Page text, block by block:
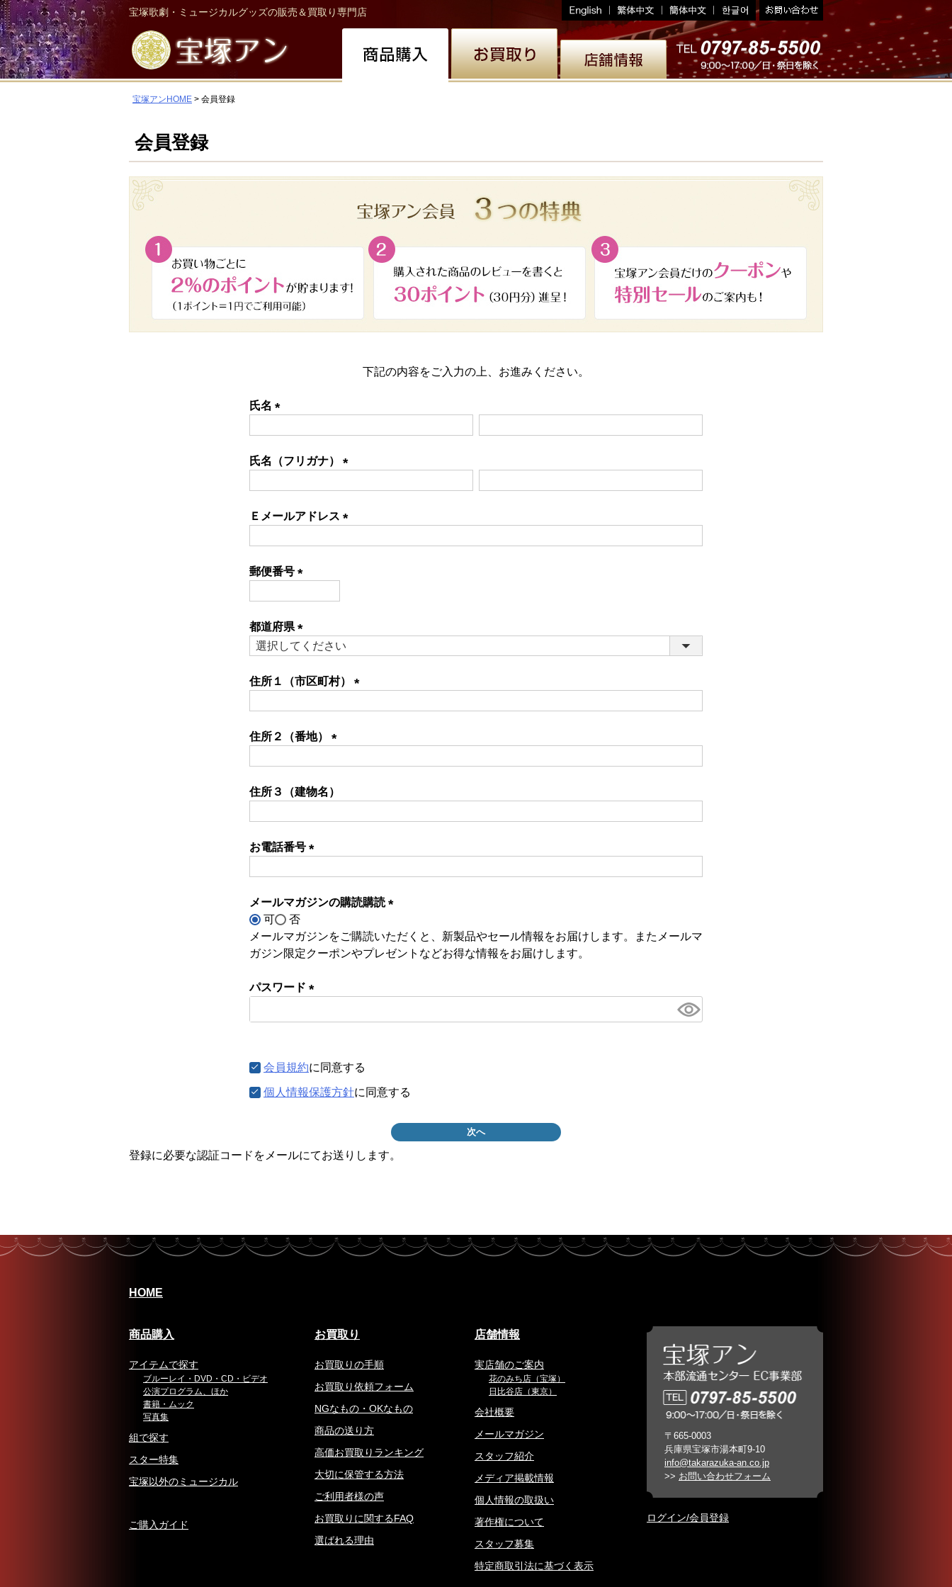
宝塚歌劇・ミュージカルグッズの販売＆買取り専門店
宝塚アンHOME 会員登録
会員登録
下記の内容をご入力の上、お進みください。
氏名
氏名（フリガナ）
Ｅメールアドレス
郵便番号
都道府県
(必
住所１（市区町村）
住所２（番地）
住所３（建物名）
お電話番号
メールマガジンの購読購読
須)
可
否
メールマガジンをご購読いただくと、新製品やセール情報をお届けします。またメールマ
ガジン限定クーポンやプレゼントなどお得な情報をお届けします。
パスワード
須)
会員規約に同意する
個人情報保護方針に同意する
次へ
登録に必要な認証コードをメールにてお送りします。
HOME
商品購入
アイテムで探す
ブルーレイ・DVD・CD・ビデオ
公演プログラム、ほか
書籍・ムック
写真集
組で探す
スター特集
宝塚以外のミュージカル
ご購入ガイド
お買取り
お買取りの手順
お買取り依頼フォーム
NGなもの・OKなもの
商品の送り方
高価お買取りランキング
大切に保管する方法
ご利用者様の声
お買取りに関するFAQ
選ばれる理由
店舗情報
実店舗のご案内
花のみち店（宝塚）
日比谷店（東京）
会社概要
メールマガジン
スタッフ紹介
メディア掲載情報
個人情報の取扱い
著作権について
スタッフ募集
特定商取引法に基づく表示
〒665-0003
兵庫県宝塚市湯本町9-10
info@takarazuka-an.co.jp
>> お問い合わせフォーム
ログイン/会員登録